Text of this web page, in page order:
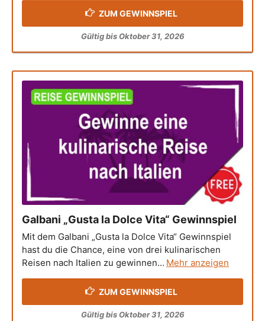
ZUM GEWINNSPIEL
Gültig bis Oktober 31, 2026
Galbani „Gusta la Dolce Vita“ Gewinnspiel
Mit dem Galbani „Gusta la Dolce Vita“ Gewinnspiel
hast du die Chance, eine von drei kulinarischen
Reisen nach Italien zu gewinnen... Mehr anzeigen
ZUM GEWINNSPIEL
Gültig bis Oktober 31, 2026